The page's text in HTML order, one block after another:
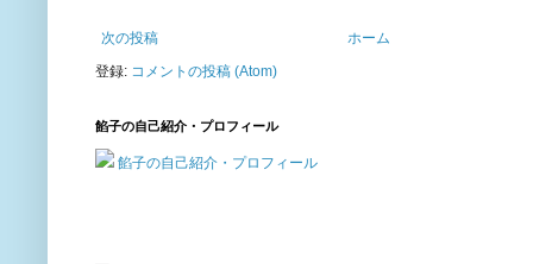
次の投稿
ホーム
登録: コメントの投稿 (Atom)
餡子の自己紹介・プロフィール
餡子の自己紹介・プロフィール